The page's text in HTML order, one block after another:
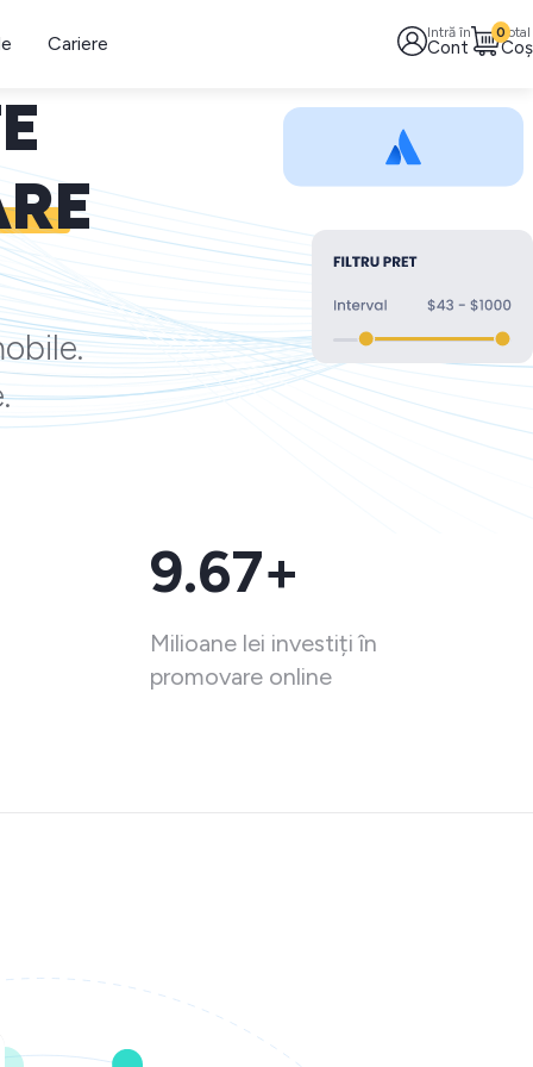
Cariere Intră în
Cont
Total
Coș
0
9.67+
Milioane lei investiți în
promovare online